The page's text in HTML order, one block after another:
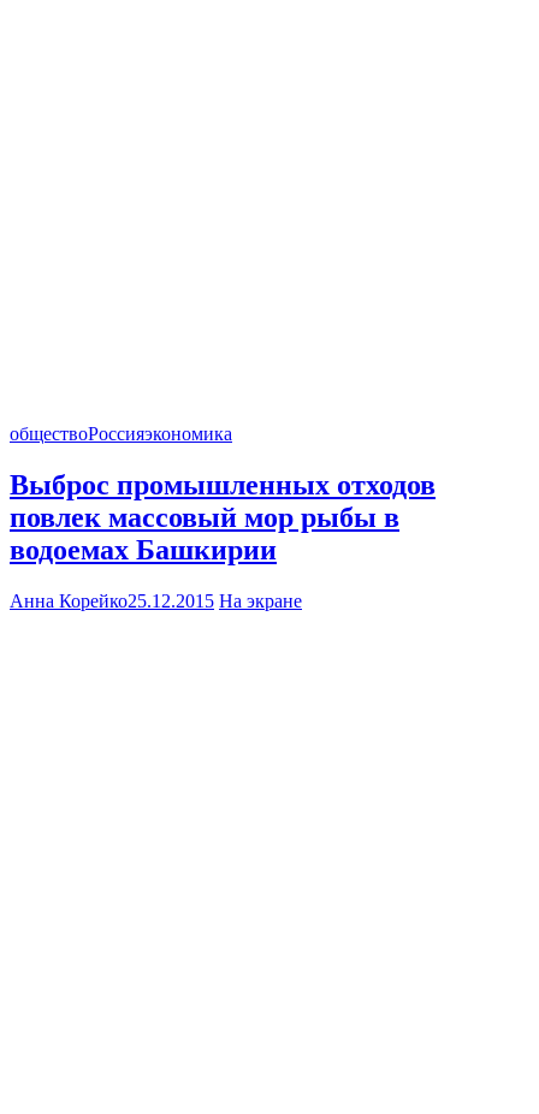
обществоРоссияэкономика
Выброс промышленных отходов
повлек массовый мор рыбы в
водоемах Башкирии
Анна Корейко25.12.2015 На экране